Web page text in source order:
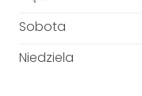
Sobota
Niedziela